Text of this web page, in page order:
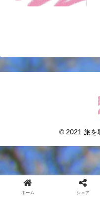
© 2021 旅を
ホーム シェア